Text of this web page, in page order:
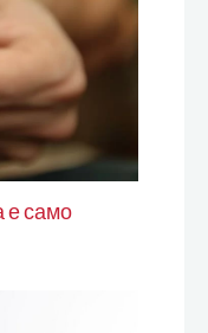
е само